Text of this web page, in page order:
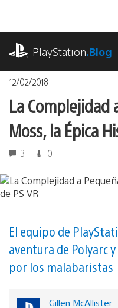
contenido
PlayStation.Blog
12/02/2018
La Complejidad
Moss, la Épica
3 0
El equipo de
aventura de Polyarc
por los malabaristas
Gillen McAllister